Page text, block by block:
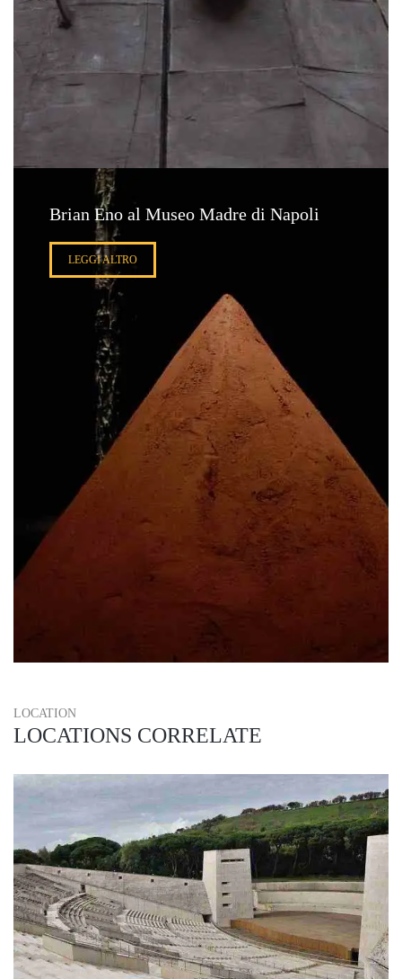
Brian Eno al Museo Madre di Napoli
LEGGI ALTRO
LOCATION
LOCATIONS CORRELATE